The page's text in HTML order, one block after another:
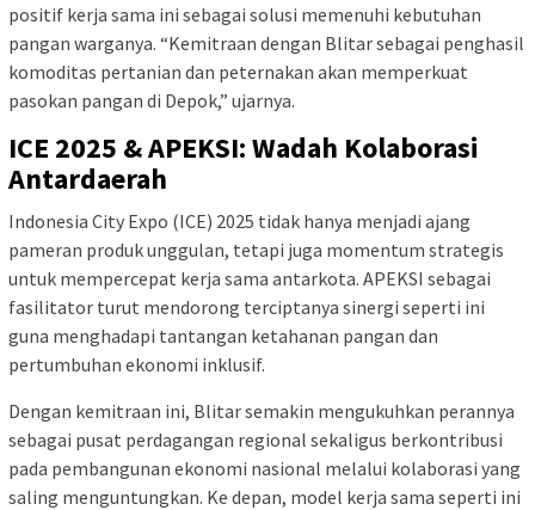
positif kerja sama ini sebagai solusi memenuhi kebutuhan
pangan warganya. “Kemitraan dengan Blitar sebagai penghasil
komoditas pertanian dan peternakan akan memperkuat
pasokan pangan di Depok,” ujarnya.
ICE 2025 & APEKSI: Wadah Kolaborasi
Antardaerah
Indonesia City Expo (ICE) 2025 tidak hanya menjadi ajang
pameran produk unggulan, tetapi juga momentum strategis
untuk mempercepat kerja sama antarkota. APEKSI sebagai
fasilitator turut mendorong terciptanya sinergi seperti ini
guna menghadapi tantangan ketahanan pangan dan
pertumbuhan ekonomi inklusif.
Dengan kemitraan ini, Blitar semakin mengukuhkan perannya
sebagai pusat perdagangan regional sekaligus berkontribusi
pada pembangunan ekonomi nasional melalui kolaborasi yang
saling menguntungkan. Ke depan, model kerja sama seperti ini